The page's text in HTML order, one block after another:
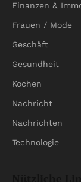
Finanzen &
Frauen / Mode
Geschäft
Gesundheit
Kochen
Nachricht
Nachrichten
Technologie